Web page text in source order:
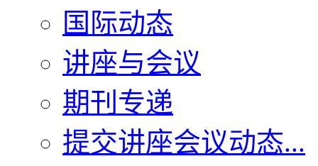
国际动态
讲座与会议
期刊专递
提交讲座会议动态...